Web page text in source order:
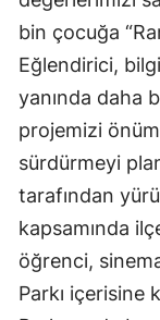
bin çocuğa
Eğlendirici,
yanında daha
projemizi
sürdürmeyi
tarafından
kapsamında
öğrenci,
Parkı içerisine